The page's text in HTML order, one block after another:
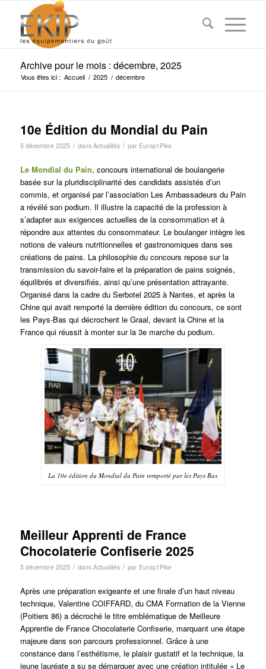
Archive pour le mois : décembre, 2025
Vous êtes ici : Accueil / 2025 / décembre
10e Édition du Mondial du Pain
5 décembre 2025 / dans Actualités / par Europ1Pike
Le Mondial du Pain, concours international de boulangerie
basée sur la pluridisciplinarité des candidats assistés d’un
commis, et organisé par l’association Les Ambassadeurs du Pain
a révélé son podium. Il illustre la capacité de la profession à
s’adapter aux exigences actuelles de la consommation et à
répondre aux attentes du consommateur. Le boulanger intègre les
notions de valeurs nutritionnelles et gastronomiques dans ses
créations de pains. La philosophie du concours repose sur la
transmission du savoir-faire et la préparation de pains soignés,
équilibrés et diversifiés, ainsi qu’une présentation attrayante.
Organisé dans la cadre du Serbotel 2025 à Nantes, et après la
Chine qui avait remporté la dernière édition du concours, ce sont
les Pays-Bas qui décrochent le Graal, devant la Chine et la
France qui réussit à monter sur la 3e marche du podium.
La 10e édition du Mondial du Pain remporté par les Pays Bas
Meilleur Apprenti de France
Chocolaterie Confiserie 2025
5 décembre 2025 / dans Actualités / par Europ1Pike
Après une préparation exigeante et une finale d’un haut niveau
technique, Valentine COIFFARD, du CMA Formation de la Vienne
(Poitiers 86) a décroché le titre emblématique de Meilleure
Apprentie de France Chocolaterie Confiserie, marquant une étape
majeure dans son parcours professionnel. Grâce à une
constance dans l’esthétisme, le plaisir gustatif et la technique, la
jeune lauréate a su se démarquer avec une création intitulée « Le